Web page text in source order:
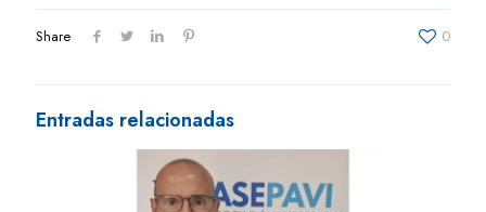
Share 0
Entradas relacionadas